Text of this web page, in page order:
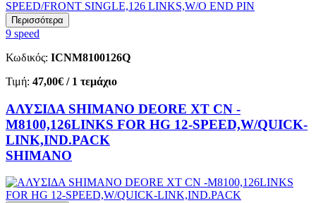
Περισσότερα
9 speed
Κωδικός: ICNM8100126Q
Τιμή: 47,00€ / 1 τεμάχιο
ΑΛΥΣΙΔΑ SHIMANO DEORE XT CN -
M8100,126LINKS FOR HG 12-SPEED,W/QUICK-
LINK,IND.PACK
SHIMANO